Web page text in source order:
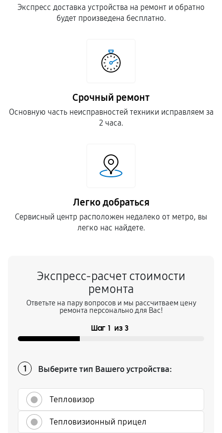
Экспресс доставка устройства на ремонт и обратно
будет произведена бесплатно.
Срочный ремонт
Основную часть неисправностей техники исправляем за
2 часа.
Легко добраться
Сервисный центр расположен недалеко от метро, вы
легко нас найдете.
Экспресс-расчет стоимости
ремонта
Ответьте на пару вопросов и мы рассчитваем цену
ремонта персонально для Вас!
Шаг 1 из 3
1 Выберите тип Вашего устройства:
Тепловизор
Тепловизионный прицел